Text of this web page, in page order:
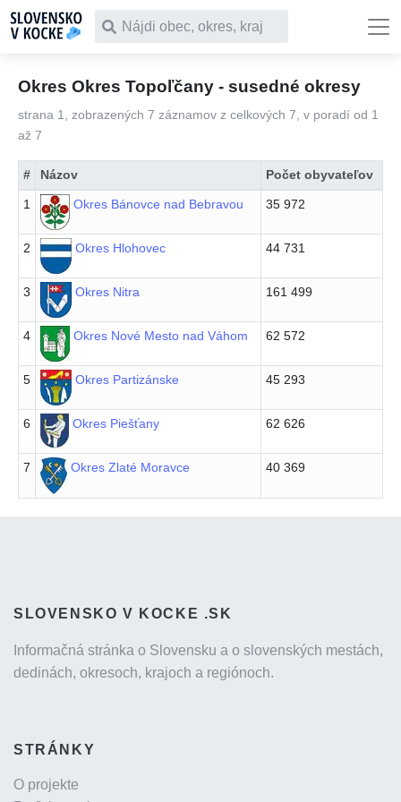
Čo chceš vyhľadať
Okres Okres Topoľčany - susedné okresy
strana 1, zobrazených 7 záznamov z celkových 7, v poradí od 1
až 7
# Názov Počet obyvateľov
1 Okres Bánovce nad Bebravou 35 972
2 Okres Hlohovec 44 731
3 Okres Nitra 161 499
4 Okres Nové Mesto nad Váhom 62 572
5 Okres Partizánske 45 293
6 Okres Piešťany 62 626
7 Okres Zlaté Moravce 40 369
SLOVENSKO V KOCKE .SK
Informačná stránka o Slovensku a o slovenských mestách,
dedinách, okresoch, krajoch a regiónoch.
STRÁNKY
O projekte